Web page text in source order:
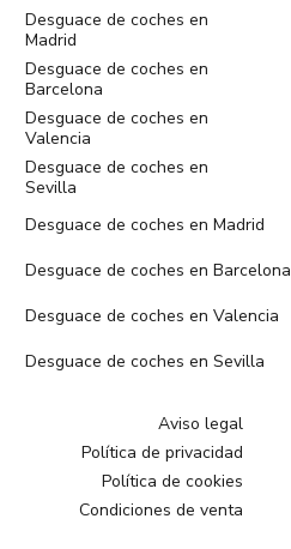
Desguace de coches en
Madrid
Desguace de coches en
Barcelona
Desguace de coches en
Valencia
Desguace de coches en
Sevilla
Desguace de coches en Madrid
Desguace de coches en Barcelona
Desguace de coches en Valencia
Desguace de coches en Sevilla
Aviso legal
Política de privacidad
Política de cookies
Condiciones de venta